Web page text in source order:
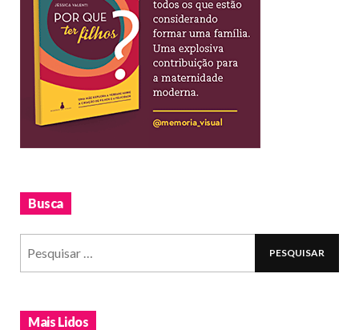
Busca
Mais Lidos